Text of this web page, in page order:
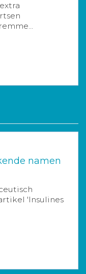
namen
'Insulines